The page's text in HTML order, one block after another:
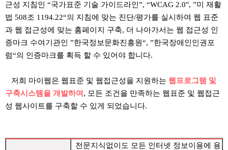
근성 지침인 “국가표준 기술 가이드라인”, “WCAG 2.0", ”미 재활
법 508조 1194.22“의 지침에 맞는 진단/평가를 실시하여 웹 표준
과 웹 접근성에 맞는 홈페이지 구축, 더 나아가서는 웹 접근성 인
증마크 수여기관인 ”한국정보문화진흥원“, ”한국장애인인권포
럼“의 인증마크를 획득 할 수 있어야 합니다.
저희 마이웹은 웹표준 및 웹접근성을 지원하는 웹프로그램 및
구축시스템을 개발하여 , 모든 조건을 만족하는 웹표준 및 웹접근
성 웹사이트를 구축할 수 있게 되었습니다.
전문지식없이도 모든 인터넷 정보이용에 용